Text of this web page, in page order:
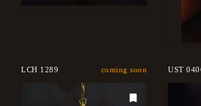
LCH 1289 coming soon UST